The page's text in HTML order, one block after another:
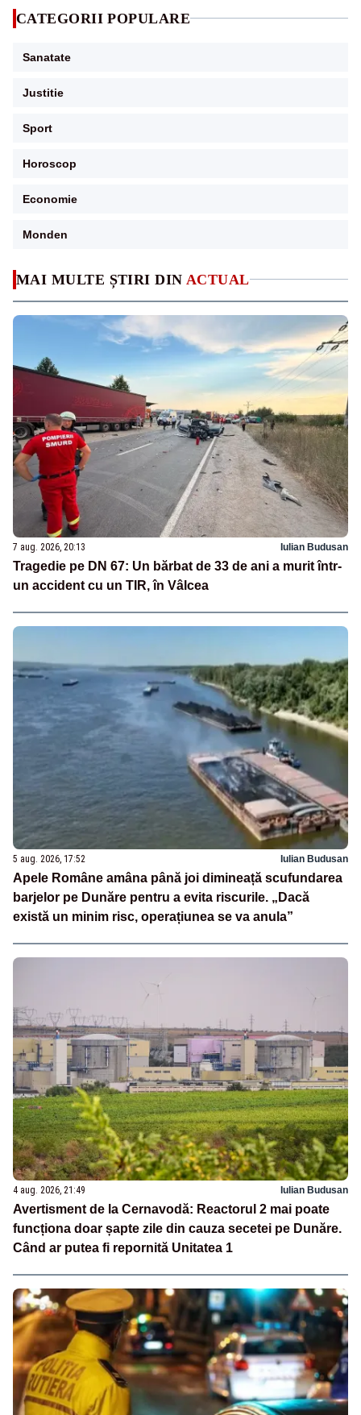
MAI MULTE ȘTIRI DIN ACTUAL
7 aug. 2026, 20:13 Iulian Budusan
Tragedie pe DN 67: Un bărbat de 33 de ani a murit într-
un accident cu un TIR, în Vâlcea
5 aug. 2026, 17:52 Iulian Budusan
Apele Române amâna până joi dimineață scufundarea
barjelor pe Dunăre pentru a evita riscurile. „Dacă
există un minim risc, operațiunea se va anula”
4 aug. 2026, 21:49 Iulian Budusan
Avertisment de la Cernavodă: Reactorul 2 mai poate
funcționa doar șapte zile din cauza secetei pe Dunăre.
Când ar putea fi repornită Unitatea 1
CATEGORII POPULARE
Sanatate
Justitie
Sport
Horoscop
Economie
Monden